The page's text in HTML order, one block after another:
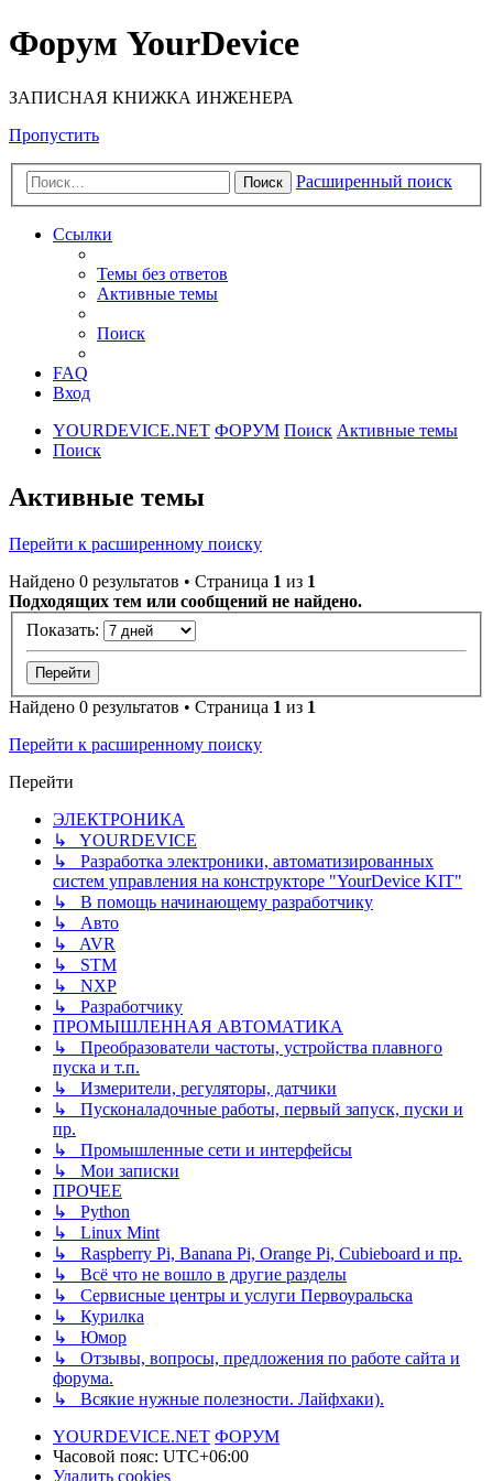
Форум YourDevice
ЗАПИСНАЯ КНИЖКА ИНЖЕНЕРА
Пропустить
Поиск Расширенный поиск
Ссылки
Темы без ответов
Активные темы
Поиск
FAQ
Вход
YOURDEVICE.NET ФОРУМ Поиск Активные темы
Поиск
Активные темы
Перейти к расширенному поиску
Найдено 0 результатов • Страница 1 из 1
Подходящих тем или сообщений не найдено.
Показать:
Найдено 0 результатов • Страница 1 из 1
Перейти к расширенному поиску
Перейти
ЭЛЕКТРОНИКА
↳ YOURDEVICE
↳ Разработка электроники, автоматизированных
систем управления на конструкторе "YourDevice KIT"
↳ В помощь начинающему разработчику
↳ Авто
↳ AVR
↳ STM
↳ NXP
↳ Разработчику
ПРОМЫШЛЕННАЯ АВТОМАТИКА
↳ Преобразователи частоты, устройства плавного
пуска и т.п.
↳ Измерители, регуляторы, датчики
↳ Пусконаладочные работы, первый запуск, пуски и
пр.
↳ Промышленные сети и интерфейсы
↳ Мои записки
ПРОЧЕЕ
↳ Python
↳ Linux Mint
↳ Raspberry Pi, Banana Pi, Orange Pi, Cubieboard и пр.
↳ Всё что не вошло в другие разделы
↳ Сервисные центры и услуги Первоуральска
↳ Курилка
↳ Юмор
↳ Отзывы, вопросы, предложения по работе сайта и
форума.
↳ Всякие нужные полезности. Лайфхаки).
YOURDEVICE.NET ФОРУМ
Часовой пояс: UTC+06:00
Удалить cookies